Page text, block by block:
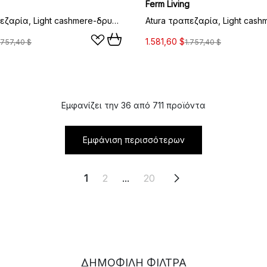
Atura τραπεζαρία, Light cashmere-δρυς καπλαμάς, 90x200 εκ.
$
Ferm Living
1.581,60 $1.757,40 $
Εμφανίζει την 36 από 711 προϊόντα
Εμφάνιση περισσότερων
1 2 ... 20
ΔΗΜΟΦΙΛΉ ΦΊΛΤΡΑ